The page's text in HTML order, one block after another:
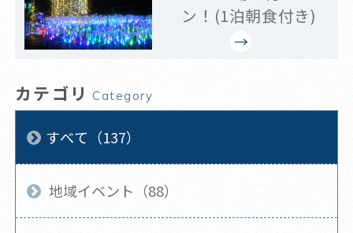
ン！(1泊朝食付き)
カテゴリ Category
すべて（137）
地域イベント（88）